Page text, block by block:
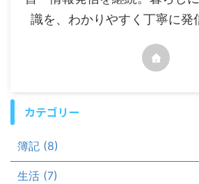
識を、わかりやすく丁寧に発
カテゴリー
簿記 (8)
生活 (7)